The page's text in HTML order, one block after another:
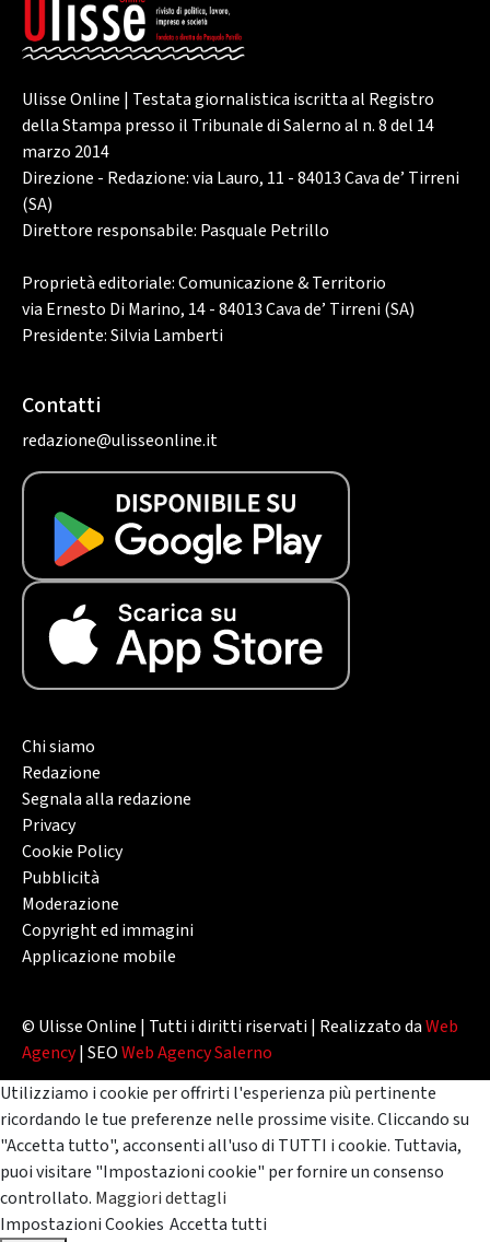
Ulisse Online | Testata giornalistica iscritta al Registro
della Stampa presso il Tribunale di Salerno al n. 8 del 14
marzo 2014
Direzione - Redazione: via Lauro, 11 - 84013 Cava de’ Tirreni
(SA)
Direttore responsabile: Pasquale Petrillo
Proprietà editoriale: Comunicazione & Territorio
via Ernesto Di Marino, 14 - 84013 Cava de’ Tirreni (SA)
Presidente: Silvia Lamberti
Contatti
redazione@ulisseonline.it
Chi siamo
Redazione
Segnala alla redazione
Privacy
Cookie Policy
Pubblicità
Moderazione
Copyright ed immagini
Applicazione mobile
© Ulisse Online | Tutti i diritti riservati | Realizzato daWeb
Agency| SEOWeb Agency Salerno
Utilizziamo i cookie per offrirti l'esperienza più pertinente
ricordando le tue preferenze nelle prossime visite. Cliccando su
"Accetta tutto", acconsenti all'uso di TUTTI i cookie. Tuttavia,
puoi visitare "Impostazioni cookie" per fornire un consenso
controllato. Maggiori dettagli
Impostazioni Cookies Accetta tutti